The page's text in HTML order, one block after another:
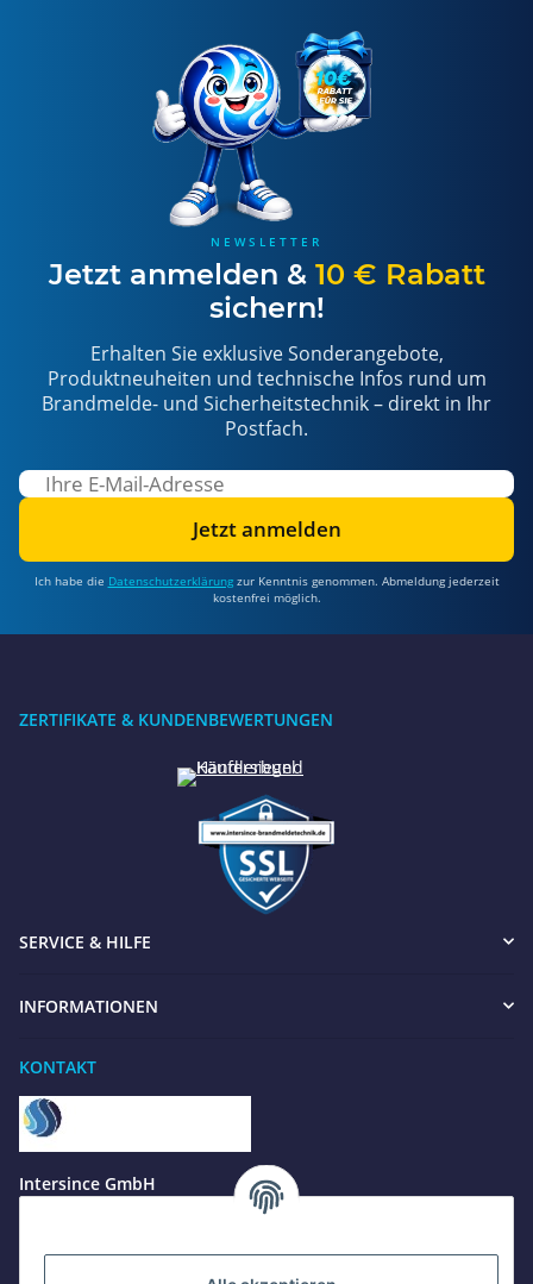
Wir sind gerne für Sie da
Jetzt anrufen
+49 8679 984969 - 0
werktags Mo–Fr 8:30–17:00 Uhr
WhatsApp
NEWSLETTER
Jetzt anmelden & 10 € Rabatt
sichern!
Erhalten Sie exklusive Sonderangebote,
Produktneuheiten und technische Infos rund um
Brandmelde- und Sicherheitstechnik – direkt in Ihr
Postfach.
Jetzt anmelden
Ich habe die Datenschutzerklärungzur Kenntnis genommen. Abmeldung jederzeit
kostenfrei möglich.
ZERTIFIKATE & KUNDENBEWERTUNGEN
SERVICE & HILFE
INFORMATIONEN
KONTAKT
Intersince GmbH
84508 Burgkirchen a.d.Alz